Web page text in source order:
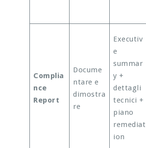
Complia
nce
Report
Docume
ntare e
dimostra
re
Executiv
e
summar
y +
dettagli
tecnici +
piano
remediat
ion